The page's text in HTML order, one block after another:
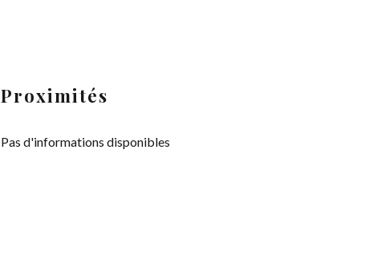
Proximités
Pas d'informations disponibles